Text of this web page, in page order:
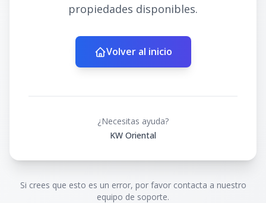
propiedades disponibles.
Volver al inicio
¿Necesitas ayuda?
KW Oriental
Si crees que esto es un error, por favor contacta a nuestro
equipo de soporte.